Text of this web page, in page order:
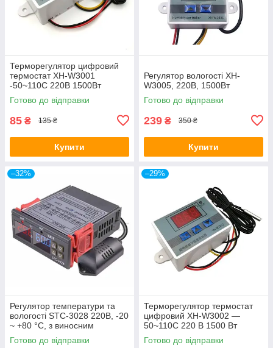
Терморегулятор цифровий
термостат XH-W3001
-50~110С 220В 1500Вт
Готово до відправки
85 ₴ 135 ₴
Купити
Регулятор вологості XH-
W3005, 220В, 1500Вт
Готово до відправки
239 ₴ 350 ₴
Купити
–32%
Регулятор температури та
вологості STC-3028 220В, -20
~ +80 °C, з виносним
датчиком
Готово до відправки
–29%
Терморегулятор термостат
цифровий XH-W3002 —
50~110С 220 В 1500 Вт
Готово до відправки